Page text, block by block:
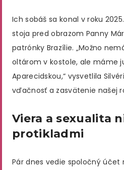
Ich sobáš sa konal v roku
stoja pred obrazom Panny
patrónky Brazílie. „Možno
oltárom v kostole, ale máme
Aparecidskou,“ vysvetlila
vďačnosť a zasvätenie našej
Viera a sexualita
protikladmi
Pár dnes vedie spoločný